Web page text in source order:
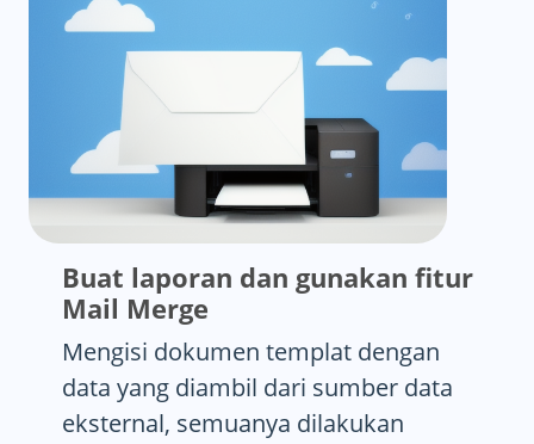
Buat laporan dan gunakan fitur
Mail Merge
Mengisi dokumen templat dengan
data yang diambil dari sumber data
eksternal, semuanya dilakukan